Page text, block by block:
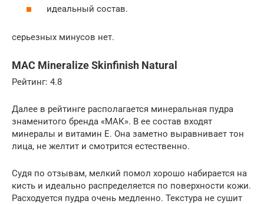
идеальный состав.
серьезных минусов нет.
MAC Mineralize Skinfinish Natural
Рейтинг: 4.8
Далее в рейтинге располагается минеральная пудра
знаменитого бренда «МАК». В ее состав входят
минералы и витамин Е. Она заметно выравнивает тон
лица, не желтит и смотрится естественно.
Судя по отзывам, мелкий помол хорошо набирается на
кисть и идеально распределяется по поверхности кожи.
Расходуется пудра очень медленно. Текстура не сушит